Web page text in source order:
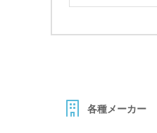
各種メーカー